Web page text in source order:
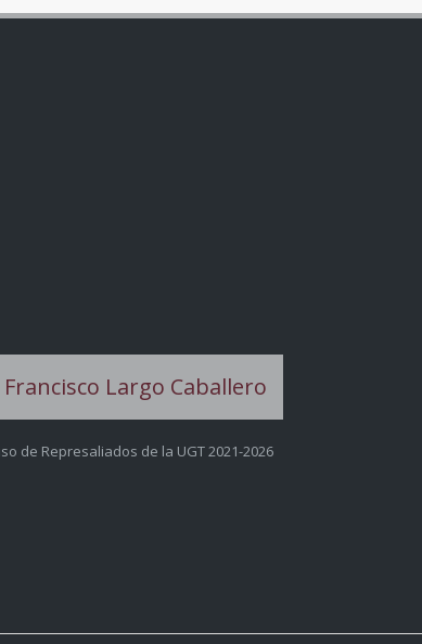
de Represaliados de la UGT 2021-2026